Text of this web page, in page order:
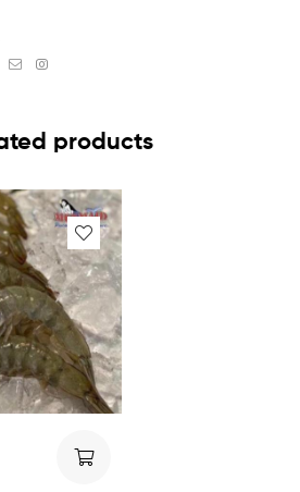
Pinterest
EmailInstagram
products